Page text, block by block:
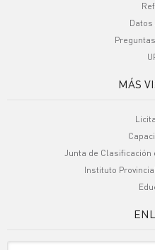
MÁS
Junta de Clasificación
Instituto